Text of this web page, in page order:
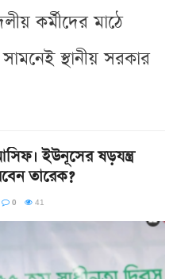
কর্মীদের মাঠে
স্থানীয় সরকার
ইউনূসের ষড়যন্ত্র
তারেক?
0 41